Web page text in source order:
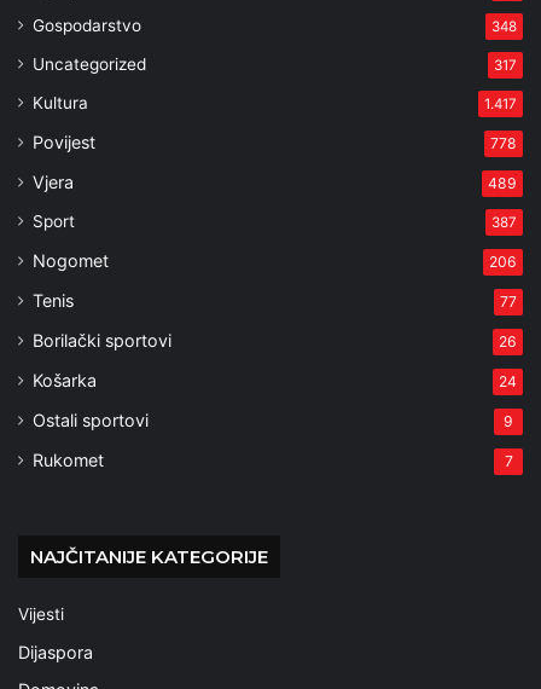
Gospodarstvo 348
Uncategorized 317
Kultura 1.417
Povijest 778
Vjera 489
Sport 387
Nogomet 206
Tenis 77
Borilački sportovi 26
Košarka 24
Ostali sportovi 9
Rukomet 7
NAJČITANIJE KATEGORIJE
Vijesti
Dijaspora